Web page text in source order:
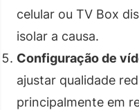
celular ou TV Box
isolar a causa.
Configuração de
ajustar qualidade
principalmente em